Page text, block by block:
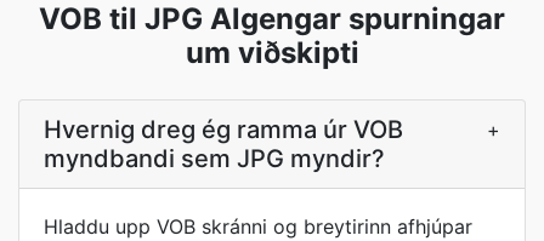
VOB til JPG Algengar spurningar
um viðskipti
Hvernig dreg ég ramma úr VOB
myndbandi sem JPG myndir?
+
Hladdu upp VOB skránni og breytirinn afhjúpar